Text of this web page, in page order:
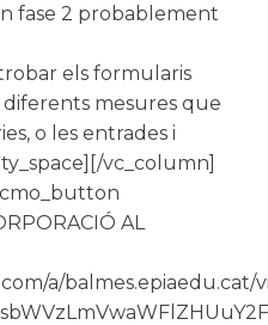
fase 2 probablement
els formularis
mesures que
o les entrades i
vc_column]
AL
a/balmes.epiaedu.cat/